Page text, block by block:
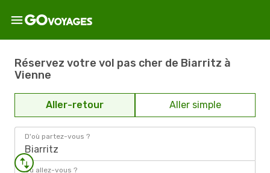
Réservez votre vol pas cher de Biarritz à
Vienne
Aller-retour Aller simple
D'où partez-vous ?
Biarritz
Où allez-vous ?